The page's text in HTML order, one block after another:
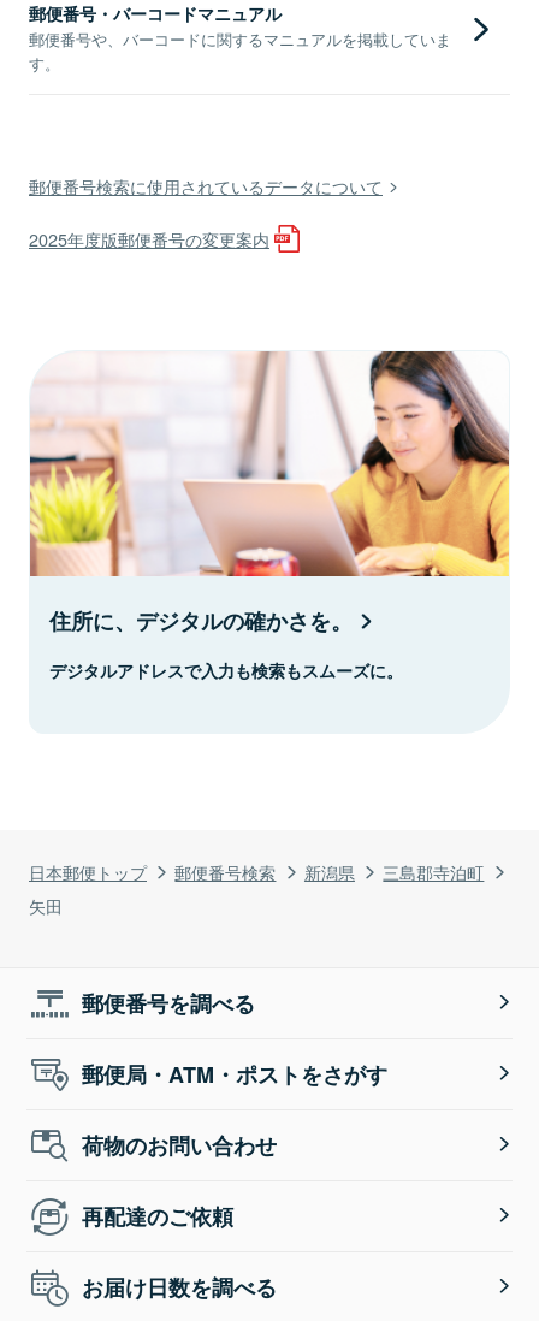
日本郵便トップ 郵便番号検索 新潟県
三島郡寺泊町
矢田
郵便番号・バーコードマニュアル
郵便番号や、バーコードに関するマニュアルを掲載していま
す。
郵便番号検索に使用されているデータについて
2025年度版郵便番号の変更案内
住所に、デジタルの確かさを。
デジタルアドレスで入力も検索もスムーズに。
郵便番号を調べる
郵便局・ATM・ポストをさがす
荷物のお問い合わせ
再配達のご依頼
お届け日数を調べる